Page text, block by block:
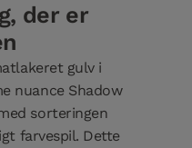
der er
gulv i
nuance Shadow
sorteringen
farvespil. Dette